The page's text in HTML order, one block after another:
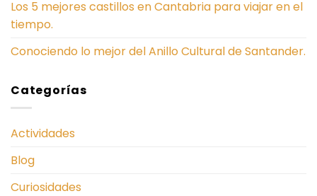
Los 5 mejores castillos en Cantabria para viajar en el
tiempo.
Conociendo lo mejor del Anillo Cultural de Santander.
Categorías
Actividades
Blog
Curiosidades